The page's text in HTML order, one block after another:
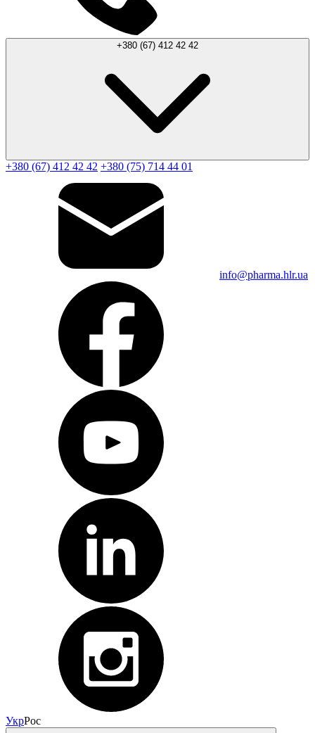
+380 (67) 412 42 42
+380 (67) 412 42 42 +380 (75) 714 44 01
info@pharma.hlr.ua
УкрРос